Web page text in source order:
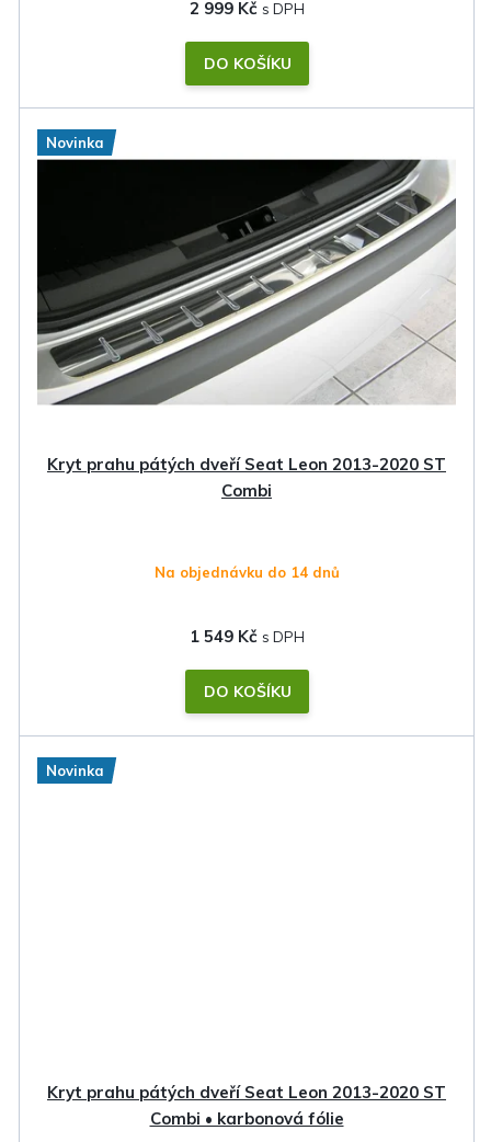
2 999 Kč
DO KOŠÍKU
Novinka
Kryt prahu pátých dveří Seat Leon 2013-2020 ST
Combi
Na objednávku do 14 dnů
1 549 Kč
DO KOŠÍKU
Novinka
Kryt prahu pátých dveří Seat Leon 2013-2020 ST
Combi • karbonová fólie